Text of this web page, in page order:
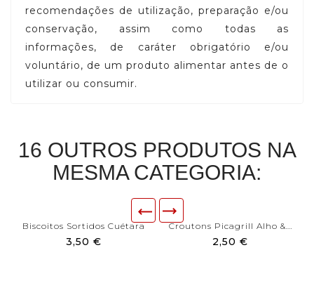
recomendações de utilização, preparação e/ou
conservação, assim como todas as
informações, de caráter obrigatório e/ou
voluntário, de um produto alimentar antes de o
utilizar ou consumir.
16 OUTROS PRODUTOS NA
MESMA CATEGORIA:
Biscoitos Sortidos Cuétara
3,50 €
Croutons Picagrill Alho &...
2,50 €